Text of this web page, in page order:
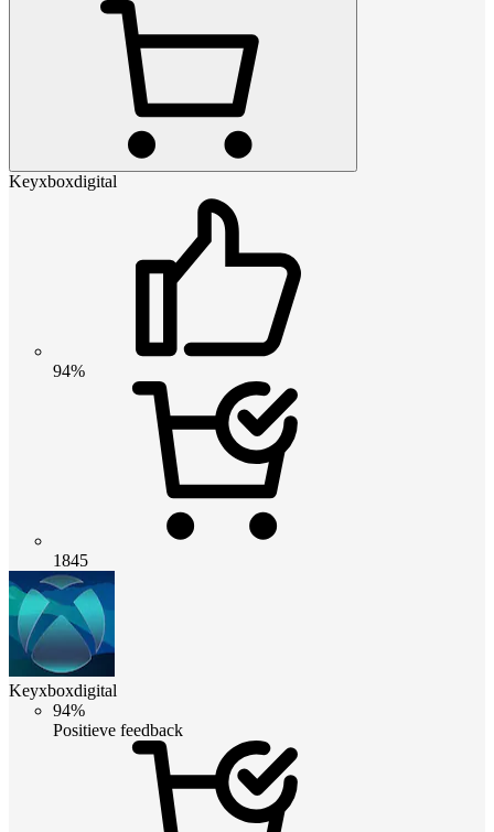
Keyxboxdigital
94%
1845
Keyxboxdigital
94%
Positieve feedback